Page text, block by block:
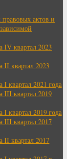
актов и
квартал 2023
квартал 2023
квартал 2021 года
III квартал 2019
квартал 2019 года
III квартал 2017
квартал 2017